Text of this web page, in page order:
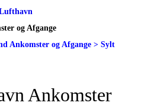
og Afgange
Ankomster og Afgange > Sylt
Ankomster